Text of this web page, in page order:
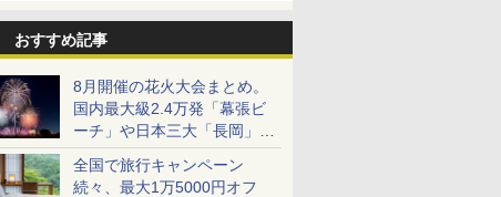
おすすめ記事
8月開催の花火大会まとめ。
国内最大級2.4万発「幕張ビ
ーチ」や日本三大「長岡」な
ど大型イベント目白押し！
全国で旅行キャンペーン
続々、最大1万5000円オフ